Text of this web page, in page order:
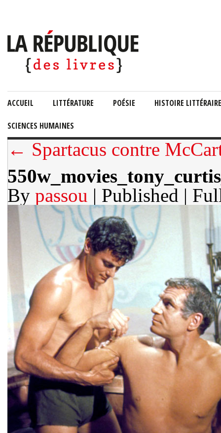
ACCUEIL LITTÉRATURE POÉSIE HISTOIRE LITTÉRAIRE
SCIENCES HUMAINES
← Spartacus contre
By passou | Published |